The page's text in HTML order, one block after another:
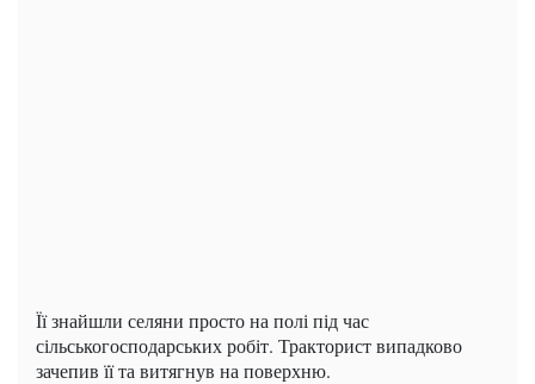
Її знайшли селяни просто на полі під час
сільськогосподарських робіт. Тракторист випадково
зачепив її та витягнув на поверхню.